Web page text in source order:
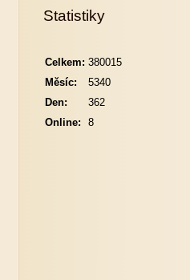
Statistiky
Online: 8
Celkem: 380015
Měsíc:
5340
Den:
362